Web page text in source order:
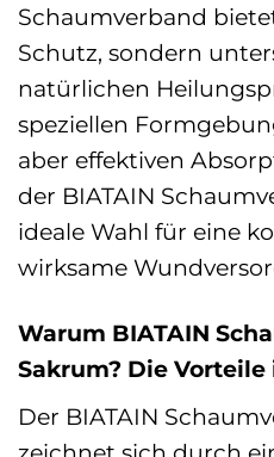
Schaumverband
Schutz, sondern
natürlichen
speziellen
aber effektiven
der BIATAIN
ideale Wahl für eine
wirksame
Warum BIATAIN
Sakrum? Die
Der BIATAIN